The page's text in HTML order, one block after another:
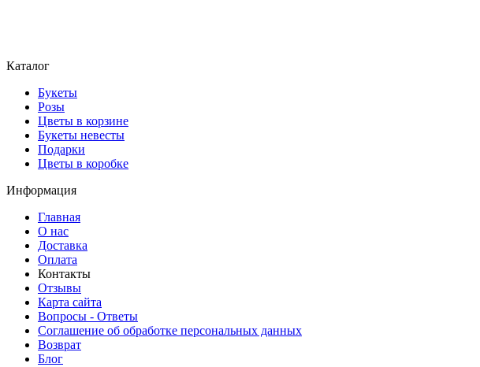
Каталог
Букеты
Розы
Цветы в корзине
Букеты невесты
Подарки
Цветы в коробке
Информация
Главная
О нас
Доставка
Оплата
Контакты
Отзывы
Карта сайта
Вопросы - Ответы
Соглашение об обработке персональных данных
Возврат
Блог